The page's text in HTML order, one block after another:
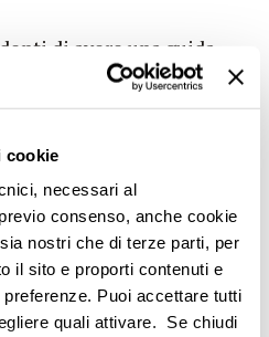
cookie
necessari al
consenso, anche cookie
nostri che di terze parti, per
il sito e proporti contenuti e
Puoi accettare tutti
quali attivare. Se chiudi
di avere una guida
(raccolta ingombranti,
quali erano le
rispondere.
la app per